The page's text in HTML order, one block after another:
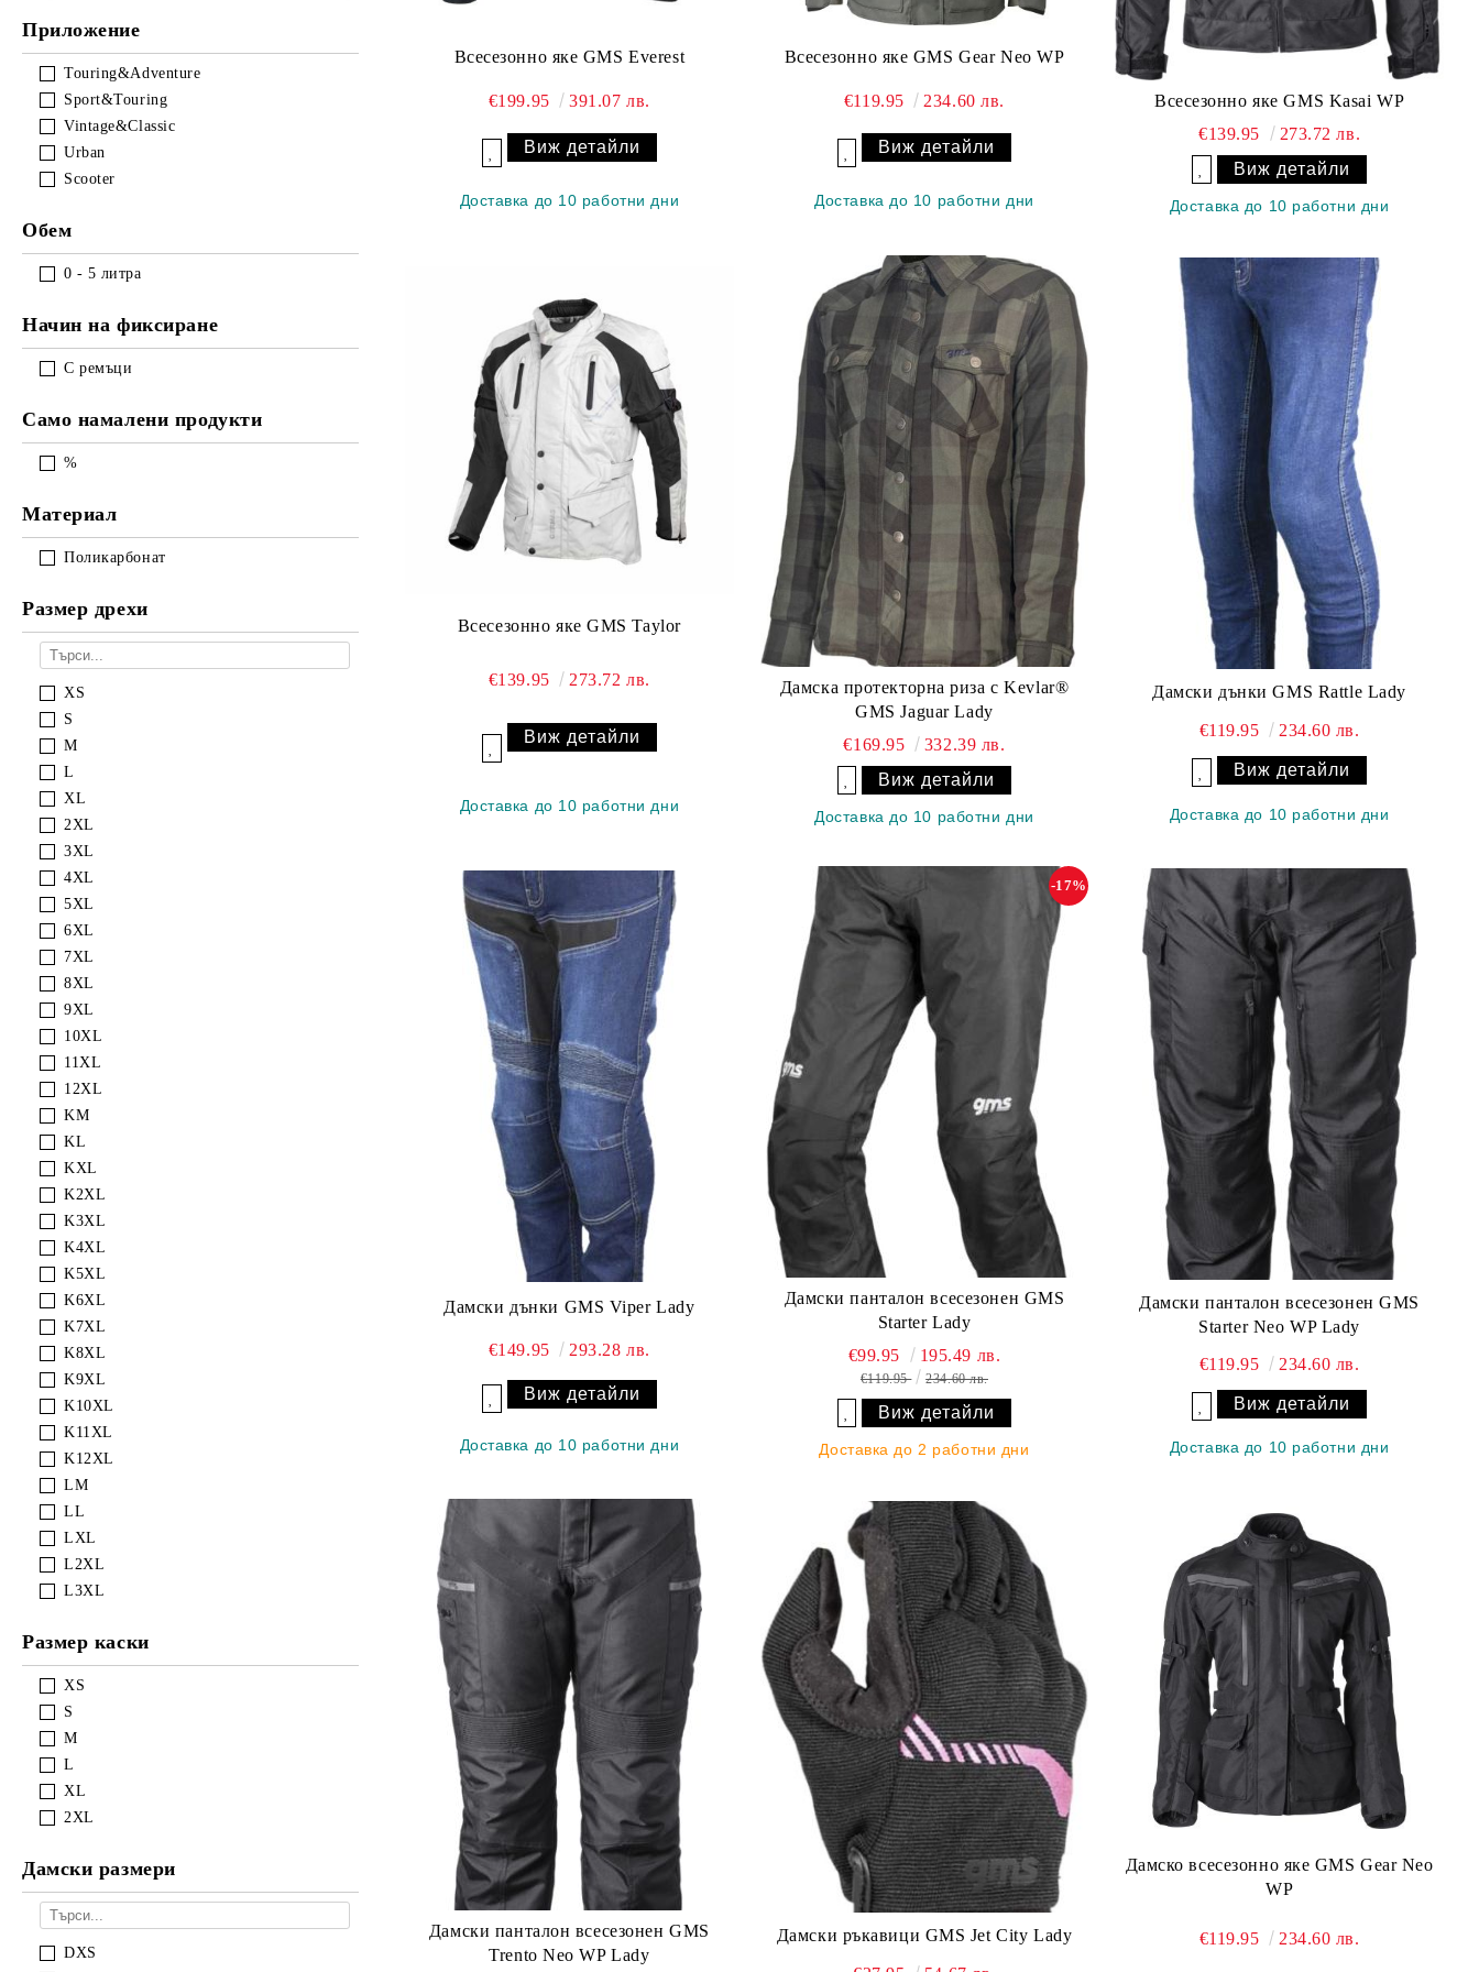
Приложение
Touring&Adventure
Sport&Touring
Vintage&Classic
Urban
Scooter
Обем
0 - 5 литра
Начин на фиксиране
С ремъци
Само намалени продукти
%
Материал
Поликарбонат
Размер дрехи
XS
S
M
L
XL
2XL
3XL
4XL
5XL
6XL
7XL
8XL
9XL
10XL
11XL
12XL
KM
KL
KXL
K2XL
K3XL
K4XL
K5XL
K6XL
K7XL
K8XL
K9XL
K10XL
K11XL
K12XL
LM
LL
LXL
L2XL
L3XL
Размер каски
XS
S
M
L
XL
2XL
Дамски размери
DXS
Всесезонно яке GMS Everest
€199.95 391.07 лв.
Виж детайли
Доставка до 10 работни дни
Всесезонно яке GMS Gear Neo WP
€119.95 234.60 лв.
Виж детайли
Доставка до 10 работни дни
Всесезонно яке GMS Kasai WP
€139.95
273.72 лв.
Виж детайли
Доставка до 10 работни дни
Всесезонно яке GMS Taylor
€139.95 273.72 лв.
Виж детайли
Доставка до 10 работни дни
Дамска протекторна риза с Kevlar®
GMS Jaguar Lady
€169.95
332.39 лв.
Виж детайли
Доставка до 10 работни дни
Дамски дънки GMS Rattle Lady
€119.95 234.60 лв.
Виж детайли
Доставка до 10 работни дни
Дамски дънки GMS Viper Lady
€149.95 293.28 лв.
Виж детайли
Доставка до 10 работни дни
Дамски панталон всесезонен GMS
Starter Lady
-17%
€99.95 195.49 лв.
€119.95 234.60 лв.
Виж детайли
Доставка до 2 работни дни
Дамски панталон всесезонен GMS
Starter Neo WP Lady
€119.95
234.60 лв.
Виж детайли
Доставка до 10 работни дни
Дамски панталон всесезонен GMS
Trento Neo WP Lady
Дамски ръкавици GMS Jet City Lady
Дамско всесезонно яке GMS Gear Neo
WP
€119.95 234.60 лв.